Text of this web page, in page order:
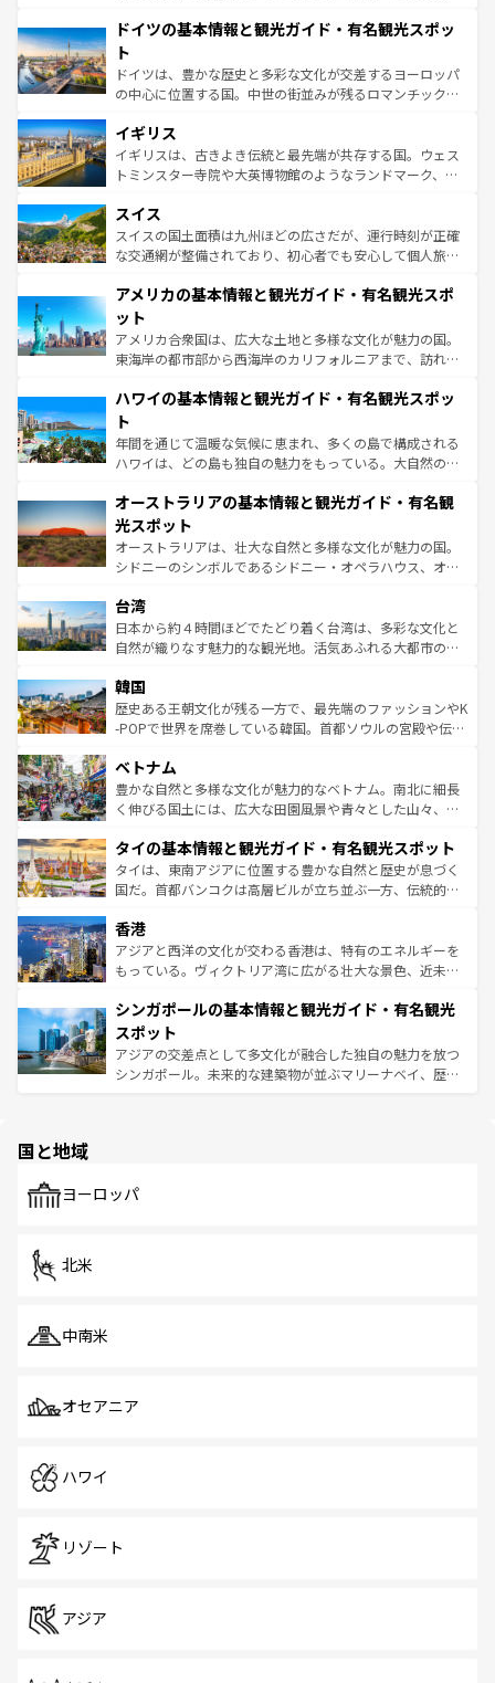
せる。地方によって風土や気候が異なるスペインはその個
ンテンツ一覧 を参照してほしい。
で、幅広い魅力が詰まっている。華麗な宮殿、歴史的な大
聖堂、美しいビーチ、そして豊かな自然が、訪れる者を心
から魅了する。また、フランスは美食の国としても知ら
れ、フランス料理はユネスコ無形文化遺産にも登録されて
香り高いラベンダー畑など、多彩な楽しみ方が可能だ。さ
らに、パリ以外の地域にも魅力が溢れており、どの街角に
も豊かな歴史と文化が息づいている。パリ以外の個性あふ
を参照してほしい。
ドイツの基本情報と観光ガイド・有名観光スポッ
ト
ドイツは、豊かな歴史と多彩な文化が交差するヨーロッパ
の中心に位置する国。中世の街並みが残るロマンチック街
顔を持つこの国は、どこを歩いても飽きることがない。ベ
ルリンの文化的活気、バイエルン州のアルプスの絶景、そ
してライン川沿いのワイン畑といった風景は必見。ビール
は、お酒好きな人にはぜひ体験してほしい。 なお、新着の
ドイツ情報はコンテンツ一覧を参照してほしい。
イギリス
イギリスは、古きよき伝統と最先端が共存する国。ウェス
トミンスター寺院や大英博物館のようなランドマーク、歴
リアごとに異なる魅力がある。また、優雅なアフタヌーン
ティー、ビール好きにはたまらない英国パブ、サッカー観
戦など、本場だからこそできる体験も豊富。イギリスを旅
ンツ一覧を参照してほしい。
スイス
スイスの国土面積は九州ほどの広さだが、運行時刻が正確
な交通網が整備されており、初心者でも安心して個人旅行
の建物がそのまま残る町や、スイスならではのユニークな
博物館もあり、アルプス観光だけでなく町歩きも満喫する
ことができる。国民の所得が高いため物価も高いが、旅行
者向けの交通パス提供のサービスもあり、うまく活用すれ
着のスイス情報はコンテンツ一覧を参照してほしい。
アメリカの基本情報と観光ガイド・有名観光スポ
ット
アメリカ合衆国は、広大な土地と多様な文化が魅力の国。
東海岸の都市部から西海岸のカリフォルニアまで、訪れる
のような巨大都市は、観光、ショッピング、エンターテイ
ンメントが詰まった刺激的なスポットだ。一方、アメリカ
西部には大自然が広がり、グランドキャニオンやイエロー
ストーン国立公園といった絶景が堪能できる。さらに、南
文化が魅力。旅行者はアメリカの各地域で異なる魅力を楽
しみながら、その多様性と豊かな歴史を感じることができ
るだろう。車でのロードトリップや列車の旅も、アメリカ
ならではの贅沢な旅のスタイルだ。 なお、新着のアメリカ
情報は コンテンツ一覧 を参照してほしい。
ハワイの基本情報と観光ガイド・有名観光スポッ
ト
年間を通じて温暖な気候に恵まれ、多くの島で構成される
ハワイは、どの島も独自の魅力をもっている。大自然の神
ワイ島は見逃せない。また、定番の観光地といえばオアフ
島だが、静かな自然を求めるならマウイ島やカウアイ島が
おすすめ。エメラルドグリーンに輝く海をはじめ、豊かな
文化や歴史が息づいている。「アロハスピリット」と呼ば
人々、おいしいローカルフードやハワイアンミュージッ
ク、伝統的なフラダンスなど、すべてがハワイの魅力を彩
っている。訪れるたびに新しい発見と感動が待っているハ
はコンテンツ一覧
オーストラリアの基本情報と観光ガイド・有名観
光スポット
オーストラリアは、壮大な自然と多様な文化が魅力の国。
シドニーのシンボルであるシドニー・オペラハウス、オー
リアリーフや大陸中央部にそびえるウルル（エアーズロッ
ク）、タスマニアの美しい原生林やケアンズの熱帯雨林な
ど、見どころがたくさん。また、カフェやワイン、オージ
いる。アクティビティも充実しており、サーフィンやダイ
ビング、ハイキングなど、アウトドア好きにはたまらな
い。オーストラリアの多彩な魅力を存分に味わいつくそ
参照してほしい。
台湾
日本から約４時間ほどでたどり着く台湾は、多彩な文化と
自然が織りなす魅力的な観光地。活気あふれる大都市の台
ン）、静ひつな山岳地帯である台湾東部など、都市の喧騒
と山間の静けさが共存しており、訪れる人に新しい発見と
驚きをもたらしてくれる。また、奥深い台湾の食文化も魅
容にもいいと評判のスイーツなど、バラエティ豊かな料理
が味わえる。 なお、新着の台湾情報は コンテンツ一覧を参
照してほしい。
韓国
歴史ある王朝文化が残る一方で、最先端のファッションやK
-POPで世界を席巻している韓国。首都ソウルの宮殿や伝統
き、地方に足を延ばせば四季折々の自然美を楽しむことが
できる。そして、キムチや焼肉、絶品のストリートフード
まで、さまざまな韓国料理が待っている。夜には、韓国な
リティに包まれながら、韓国の多彩な魅力を心ゆくまで味
わってみてほしい。 なお、新着の韓国情報はコンテンツ一
覧を参照してほしい。
ベトナム
豊かな自然と多様な文化が魅力的なベトナム。南北に細長
く伸びる国土には、広大な田園風景や青々とした山々、世
急速な発展と共に伝統が息づく。ハノイの古い町並みやホ
ーチミン市のフランス統治時代の建物も、独特の雰囲気を
醸し出している。また、バラエティの豊かさとおいしさで
とつ。フォーやバインミー、ベトナムコーヒーなどは、ぜ
ひ現地で味わいたい。どの地域を訪れてもあたたかい人々
が旅行者を迎えてくれるので、きっと忘れられない旅にな
参照してほしい。
タイの基本情報と観光ガイド・有名観光スポット
タイは、東南アジアに位置する豊かな自然と歴史が息づく
国だ。首都バンコクは高層ビルが立ち並ぶ一方、伝統的な
の活気が交差している。北部ではチェンマイなどの山岳地
帯で自然と触れ合い、南部ではプーケットやクラビの美し
いビーチでリゾート気分を楽しむことができる。タイ料理
激する。気候は一年中温暖で、どの季節にも異なる楽しみ
が待っている。親しみやすいタイの人々、仏教を中心とし
た文化、そして多様な観光資源が、訪れる旅人を魅了し続
ける。 なお、新着のタイ情報はコンテンツ一覧を参照して
香港
アジアと西洋の文化が交わる香港は、特有のエネルギーを
もっている。ヴィクトリア湾に広がる壮大な景色、近未来
み、どこを訪れても感動するはず。観光スポットが密集し
ており、効率よく見どころを回れるのも魅力。息をのむよ
うな絶景から文化的な体験まで、香港を存分に楽しみ尽く
そう。 なお、新着の香港情報はコンテンツ一覧を参照して
シンガポールの基本情報と観光ガイド・有名観光
スポット
アジアの交差点として多文化が融合した独自の魅力を放つ
シンガポール。未来的な建築物が並ぶマリーナベイ、歴史
で、ホーカーズは地元の風情を楽しめる外せないスポット
国と地域
ヨーロッパ
北米
中南米
オセアニア
ハワイ
リゾート
アジア